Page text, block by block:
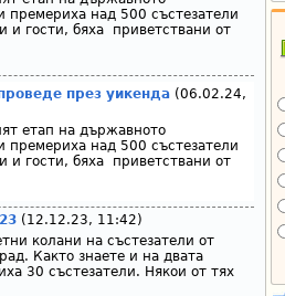
премериха над 500 състезатели
и гости, бяха приветствани от
през уикенда(06.02.24,
етап на държавното
премериха над 500 състезатели
и гости, бяха приветствани от
(12.12.23, 11:42)
колани на състезатели от
Както знаете и на двата
30 състезатели. Някои от тях